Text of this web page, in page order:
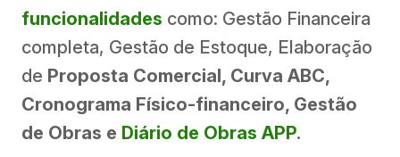
funcionalidades como: Gestão Financeira
completa, Gestão de Estoque, Elaboração
de Proposta Comercial, Curva ABC,
Cronograma Físico-financeiro, Gestão
de Obras e Diário de Obras APP.